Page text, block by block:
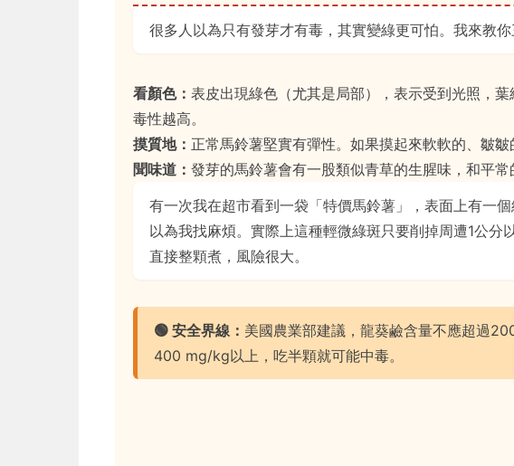
很多人以為只有發芽才有毒，其實變綠更可怕。我來教你
看顏色： 表皮出現綠色（尤其是局部），表示受到光照，
毒性越高。
摸質地： 正常馬鈴薯堅實有彈性。如果摸起來軟軟的、皺皺
聞味道： 發芽的馬鈴薯會有一股類似青草的生腥味，和平常
有一次我在超市看到一袋「特價馬鈴薯」，表面上有一
以為我找麻煩。實際上這種輕微綠斑只要削掉周遭1公分
直接整顆煮，風險很大。
🟢 安全界線： 美國農業部建議，龍葵鹼含量不應超過
400 mg/kg以上，吃半顆就可能中毒。